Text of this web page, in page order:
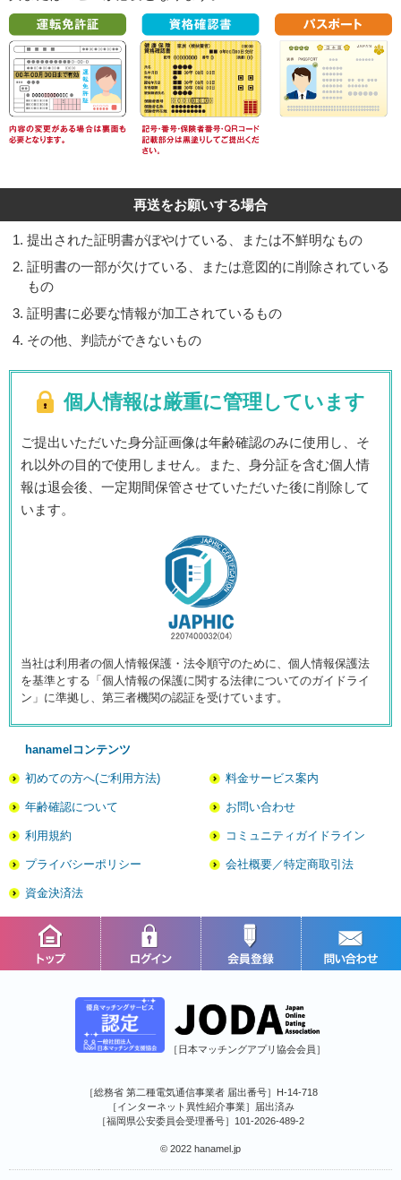
再送をお願いする場合
提出された証明書がぼやけている、または不鮮明なもの
証明書の一部が欠けている、または意図的に削除されている
もの
証明書に必要な情報が加工されているもの
その他、判読ができないもの
個人情報は厳重に管理しています
ご提出いただいた身分証画像は年齢確認のみに使用し、そ
れ以外の目的で使用しません。また、身分証を含む個人情
報は退会後、一定期間保管させていただいた後に削除して
います。
当社は利用者の個人情報保護・法令順守のために、個人情報保護法
を基準とする「個人情報の保護に関する法律についてのガイドライ
ン」に準拠し、第三者機関の認証を受けています。
hanamelコンテンツ
初めての方へ(ご利用方法) 料金サービス案内
年齢確認について お問い合わせ
利用規約 コミュニティガイドライン
プライバシーポリシー 会社概要／特定商取引法
資金決済法
［日本マッチングアプリ協会会員］
［総務省 第二種電気通信事業者 届出番号］H-14-718
［インターネット異性紹介事業］届出済み
［福岡県公安委員会受理番号］101-2026-489-2
© 2022 hanamel.jp